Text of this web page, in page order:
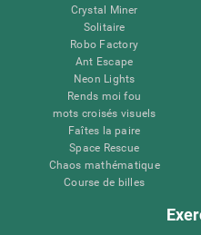
Crystal Miner
Solitaire
Robo Factory
Ant Escape
Neon Lights
Rends moi fou
mots croisés visuels
Faîtes la paire
Space Rescue
Chaos mathématique
Course de billes